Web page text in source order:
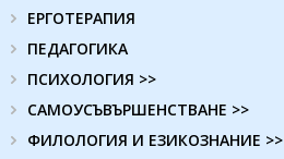
ЕРГОТЕРАПИЯ
ПЕДАГОГИКА
ПСИХОЛОГИЯ >>
САМОУСЪВЪРШЕНСТВАНЕ >>
ФИЛОЛОГИЯ И ЕЗИКОЗНАНИЕ >>